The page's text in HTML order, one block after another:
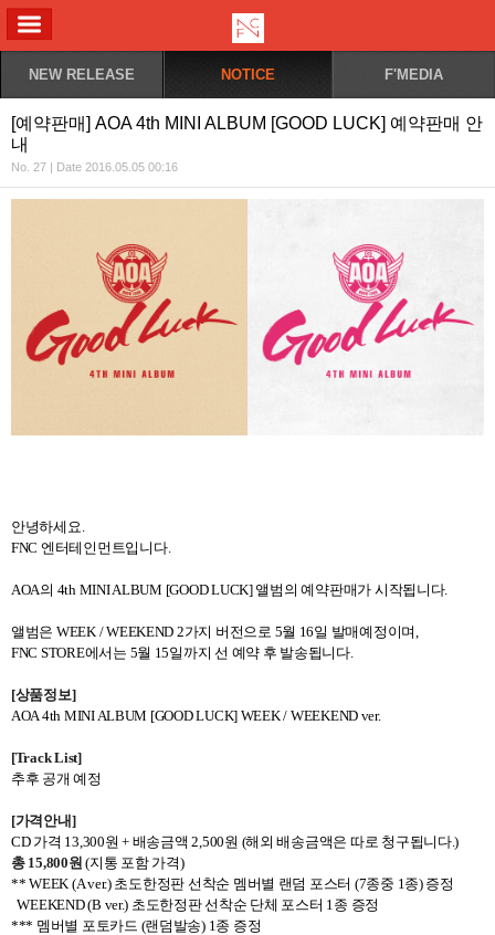
NEW RELEASE NOTICE F'MEDIA
[예약판매] AOA 4th MINI ALBUM [GOOD LUCK] 예약판매 안
내
No. 27 | Date 2016.05.05 00:16
안녕하세요.
FNC 엔터테인먼트입니다.
AOA의 4th MINI ALBUM [GOOD LUCK]앨범의 예약판매가 시작됩니다.
앨범은 WEEK / WEEKEND 2가지 버전으로 5월 16일 발매예정이며,
FNC STORE에서는 5월 15일까지 선 예약 후 발송됩니다.
[상품정보]
AOA 4th MINI ALBUM [GOOD LUCK] WEEK / WEEKEND ver.
[Track List]
추후 공개 예정
[가격안내]
CD 가격 13,300원 + 배송금액 2,500원 (해외 배송금액은 따로 청구됩니다.)
총15,800원 (지통 포함 가격)
** WEEK (A ver.) 초도한정판 선착순 멤버별 랜덤 포스터 (7종중 1종) 증정
WEEKEND (B ver.) 초도한정판 선착순 단체 포스터 1종 증정
*** 멤버별 포토카드 (랜덤발송) 1종 증정